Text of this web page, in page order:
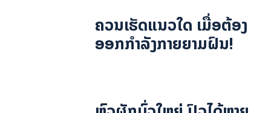
ຄວນເຮັດແນວໃດ ເມື່ອຕ້ອງ
ອອກກຳລັງກາຍຍາມຝົນ!